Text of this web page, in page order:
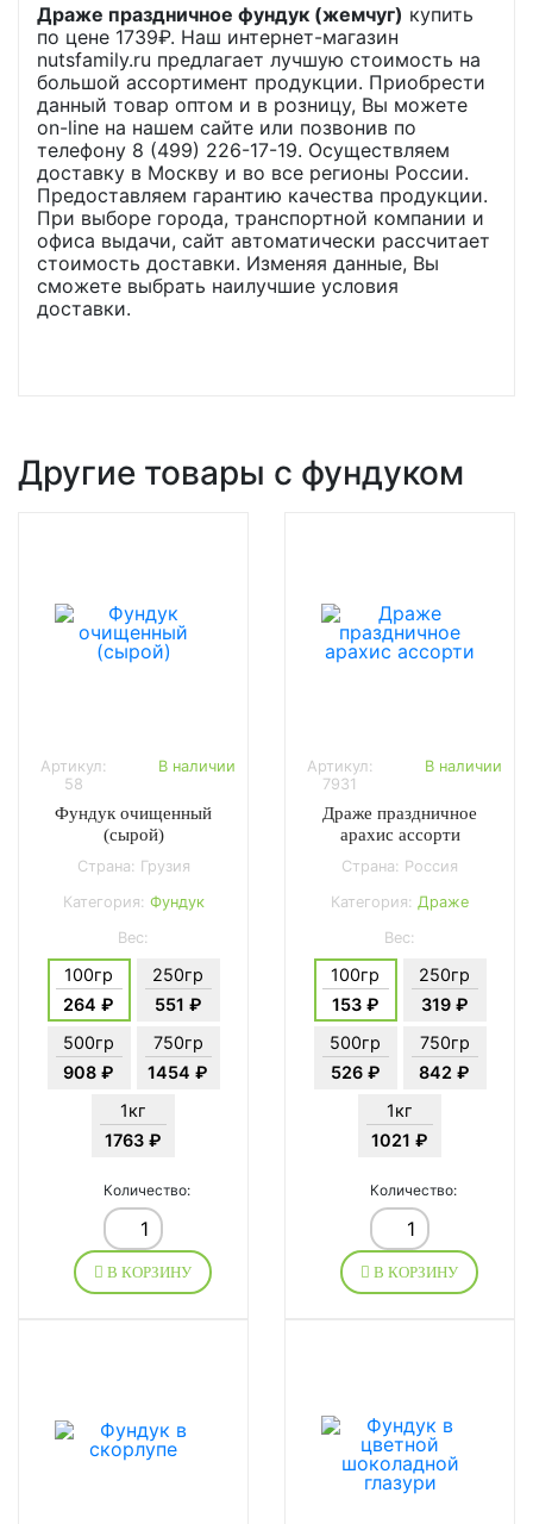
Драже праздничное фундук (жемчуг) купить
по цене 1739₽. Наш интернет-магазин
nutsfamily.ru предлагает лучшую стоимость на
большой ассортимент продукции. Приобрести
данный товар оптом и в розницу, Вы можете
on-line на нашем сайте или позвонив по
телефону 8 (499) 226-17-19. Осуществляем
доставку в Москву и во все регионы России.
Предоставляем гарантию качества продукции.
При выборе города, транспортной компании и
офиса выдачи, сайт автоматически рассчитает
стоимость доставки. Изменяя данные, Вы
сможете выбрать наилучшие условия
доставки.
Другие товары с фундуком
Артикул:
58
В наличии
Фундук очищенный
(сырой)
Страна: Грузия
Категория: Фундук
Вес:
100гр
264 ₽
250гр
551 ₽
500гр
908 ₽
750гр
1454 ₽
1кг
1763 ₽
Количество:
В КОРЗИНУ
Артикул:
7931
В наличии
Драже праздничное
арахис ассорти
Страна: Россия
Категория: Драже
Вес:
100гр
153 ₽
250гр
319 ₽
500гр
526 ₽
750гр
842 ₽
1кг
1021 ₽
Количество:
В КОРЗИНУ